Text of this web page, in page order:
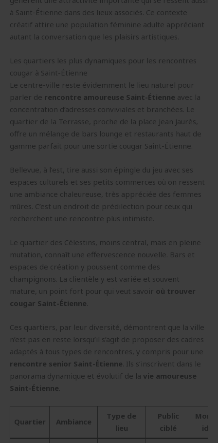
à Saint-Étienne dans des lieux associés. Ce contexte
créatif attire une population féminine adulte appréciant
autant la conversation que les plaisirs artistiques.
Les quartiers les plus dynamiques pour les rencontres
cougar à Saint-Étienne
Le centre-ville reste évidemment le lieu naturel pour
parler de rencontre amoureuse Saint-Étienne avec la
concentration d’adresses conviviales et branchées. Le
quartier de la Terrasse, proche de la place Jean Jaurès,
offre un mélange de bars lounge et restaurants haut de
gamme parfait pour une sortie cougar Saint-Étienne.
Bellevue, à l’est, tire aussi son épingle du jeu avec ses
espaces culturels et ses petits commerces où on ressent
une ambiance chaleureuse, très appréciée des femmes
mûres. C’est un endroit de prédilection pour ceux qui
recherchent une rencontre plus intimiste.
Le quartier des Célestins, moins central, mais en pleine
mutation, connaît une effervescence nouvelle. Bars et
espaces de création y poussent comme des
champignons. La clientèle y est variée et souvent
mature, un point fort pour qui veut savoir où trouver
cougar Saint-Étienne.
Ces quartiers, par leur diversité, démontrent que la ville
n’est pas en reste lorsqu’il s’agit de proposer des cadres
adaptés à tous types de rencontres, y compris pour une
rencontre senior Saint-Étienne. Ils s’inscrivent dans le
panorama dynamique et évolutif de la vie amoureuse
Saint-Étienne.
Quartier Ambiance
Type de
lieu
Public
ciblé